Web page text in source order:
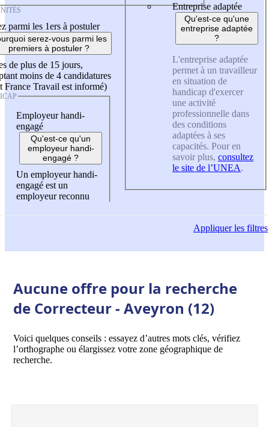
parmi les 1ers à postuler
serez-vous parmi les
premiers à postuler ?
de plus de 15 jours,
moins de 4 candidatures
France Travail est informé)
Employeur handi-
engagé
Qu'est-ce qu'un
employeur handi-
engagé ?
Un employeur handi-
engagé est un
employeur reconnu
Entreprise adaptée
Qu'est-ce qu'une
entreprise adaptée
?
L'entreprise adaptée
permet à un travailleur
en situation de
handicap d'exercer
une activité
professionnelle dans
des conditions
adaptées à ses
capacités. Pour en
savoir plus, consultez
le site de l’UNEA.
Appliquerles filtres
Aucune offre pour la recherche
de Correcteur - Aveyron (12)
Voici quelques conseils : essayez d’autres mots clés, vérifiez
l’orthographe ou élargissez votre zone géographique de
recherche.